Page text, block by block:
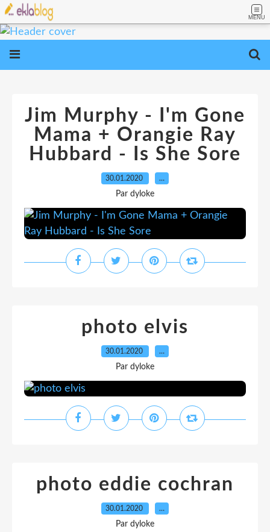
MENU
Jim Murphy - I'm Gone
Mama + Orangie Ray
Hubbard - Is She Sore
30.01.2020 …
Par dyloke
photo elvis
30.01.2020 …
Par dyloke
photo eddie cochran
30.01.2020 …
Par dyloke